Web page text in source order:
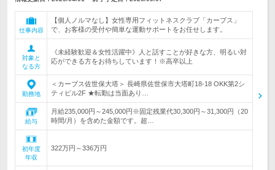
仕事内容
【個人ノルマなし】女性専用フィットネスクラブ「カーブス」
で、お客様の受付や簡単な運動サポートをお任せします。
対象と
なる方
《未経験歓迎＆女性活躍中》人と話すことが好きな方、明るい対
応ができる方をお待ちしています！※高卒以上
勤務地
＜カーブス佐世保大塔＞ 長崎県佐世保市大塔町18-18 OKK第2シ
ティビル2F ★転勤は当面あり…
給与
月給235,000円～245,000円※固定残業代30,300円～31,300円（20
時間/月）を含めた金額です。超…
初年度
年収
322万円～336万円